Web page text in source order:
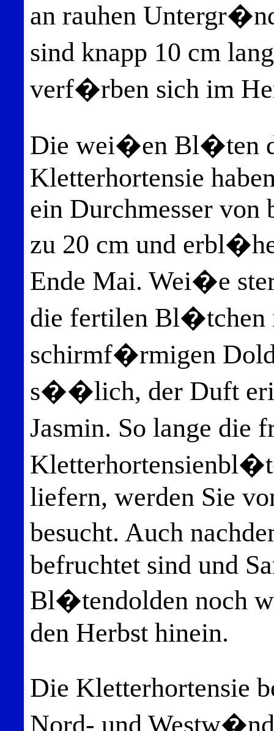
an rauhen
sind knapp 10 cm
verf�rben sich im
Die wei�en Bl�ten
Kletterhortensie
ein Durchmesser von
zu 20 cm und
Ende Mai. Wei�e
die fertilen Bl�tchen
schirmf�rmigen
s��lich, der Duft
Jasmin. So lange die
liefern, werden Sie
besucht. Auch
befruchtet sind und
Bl�tendolden noch
den Herbst hinein.
Die Kletterhortensie
Nord- und